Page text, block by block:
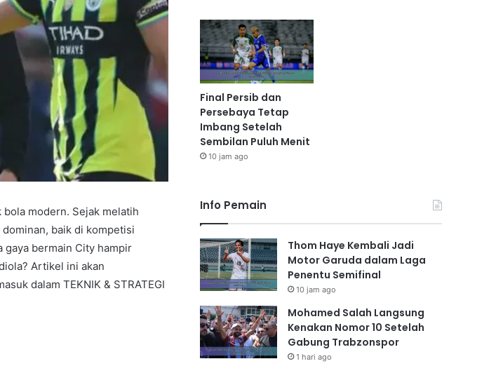
modern. Sejak melatih
baik di kompetisi
gaya bermain City hampir
Artikel ini akan
dalam TEKNIK & STRATEGI
Final Persib dan
Persebaya Tetap
Imbang Setelah
Sembilan Puluh Menit
10 jam ago
Info Pemain
Thom Haye Kembali Jadi
Motor Garuda dalam Laga
Penentu Semifinal
10 jam ago
Mohamed Salah Langsung
Kenakan Nomor 10 Setelah
Gabung Trabzonspor
1 hari ago